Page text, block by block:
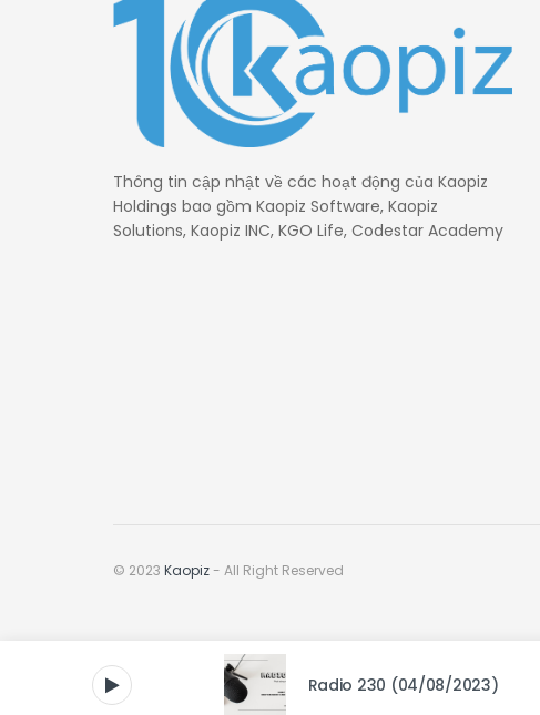
Thông tin cập nhật về các hoạt động của Kaopiz
Holdings bao gồm Kaopiz Software, Kaopiz
Solutions, Kaopiz INC, KGO Life, Codestar Academy
© 2023 Kaopiz- All Right Reserved
Radio 230 (04/08/2023)